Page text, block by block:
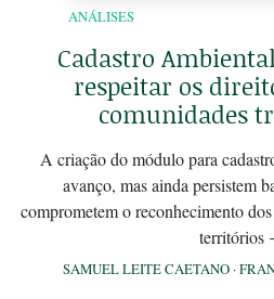
ANÁLISES
Cadastro
respeitar os
comunidades
A criação do módulo para
avanço, mas ainda persistem
comprometem o reconhecimento
territórios
SAMUEL LEITE CAETANO ·